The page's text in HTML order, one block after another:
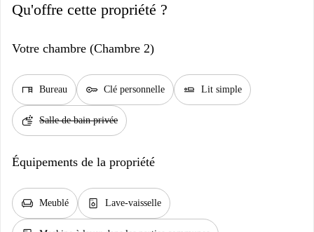
Qu'offre cette propriété ?
Votre chambre (Chambre 2)
desk Bureau key Clé personnelle airline_seat_flat Lit simple
soap Salle de bain privée
Équipements de la propriété
chair Meublé dishwasher_gen Lave-vaisselle